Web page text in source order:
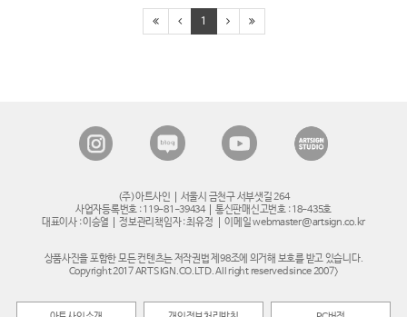
1
(주)아트사인
서울시 금천구 서부샛길 264
사업자등록번호 : 119-81-39434
통신판매신고번호 : 18-435호
대표이사 : 이승열
정보관리책임자 : 최유정 이메일 webmaster@artsign.co.kr
상품사진을 포함한 모든 컨텐츠는 저작권법 제98조에 의거해 보호를 받고 있습니다.
Copyright 2017 ARTSIGN.CO.LTD. All right reserved since 2007>